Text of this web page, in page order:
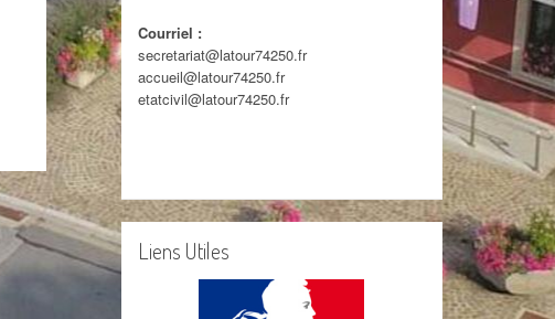
Courriel :
secretariat@latour74250.fr
accueil@latour74250.fr
etatcivil@latour74250.fr
Liens Utiles